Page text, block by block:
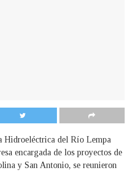
Hidroeléctrica del Río Lempa
encargada de los proyectos de
y San Antonio, se reunieron